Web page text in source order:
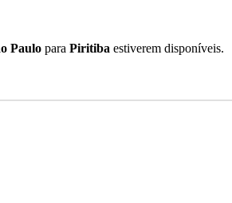
Paulo para Piritiba estiverem disponíveis.